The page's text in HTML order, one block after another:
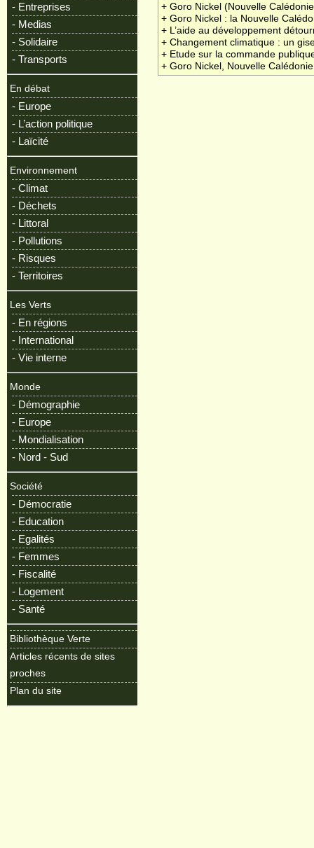
- Entreprises
- Medias
- Solidaire
- Transports
En débat
- Europe
- L’action politique
- Laïcité
Environnement
- Climat
- Déchets
- Littoral
- Pollutions
- Risques
- Territoires
Les Verts
- En régions
- International
- Vie interne
Monde
- Démographie
- Europe
- Mondialisation
- Nord - Sud
Société
- Démocratie
- Education
- Egalités
- Femmes
- Fiscalité
- Logement
- Santé
Bibliothèque Verte
Articles récents de sites
proches
Plan du site
+ Goro Nickel (Nouvelle
+ Goro Nickel : la Nouvelle
+ L’aide au développement
+ Changement climatique : un
+ Etude sur la commande
+ Goro Nickel, Nouvelle